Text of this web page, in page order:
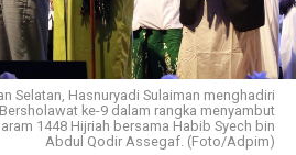
Selatan, Hasnuryadi Sulaiman menghadiri
ke-9 dalam rangka menyambut
1448 Hijriah bersama Habib Syech bin
Abdul Qodir Assegaf. (Foto/Adpim)